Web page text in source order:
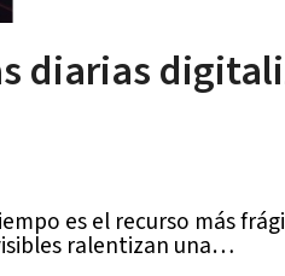
diarias
es el recurso más
ralentizan una…